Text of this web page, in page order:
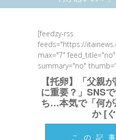
[feedzy-rss
feeds="https://
max="7"
summary="no"
【托卵】「父親
に重要？」SNS
ち…本気で「何
か [
この記